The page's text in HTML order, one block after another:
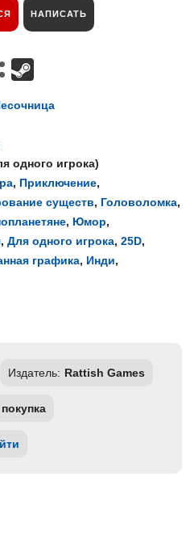
НАПИСАТЬ
одного игрока)
, Приключение,
существ, Головоломка,
, Юмор,
, Для одного игрока, 25D,
графика, Инди,
Издатель: Rattish Games